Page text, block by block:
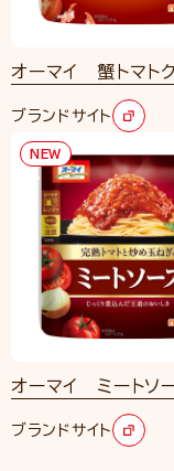
オーマイ 蟹トマト
ブランドサイト
NEW
オーマイ ミートソ
ブランドサイト